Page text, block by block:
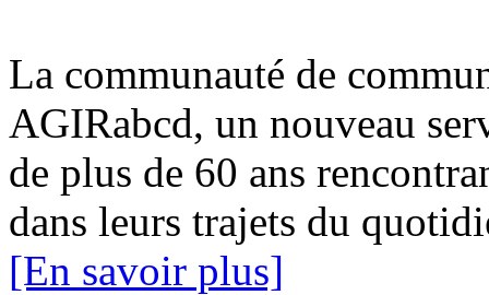
La communauté de
AGIRabcd, un nouveau
de plus de 60 ans
dans leurs trajets du
[En savoir plus]